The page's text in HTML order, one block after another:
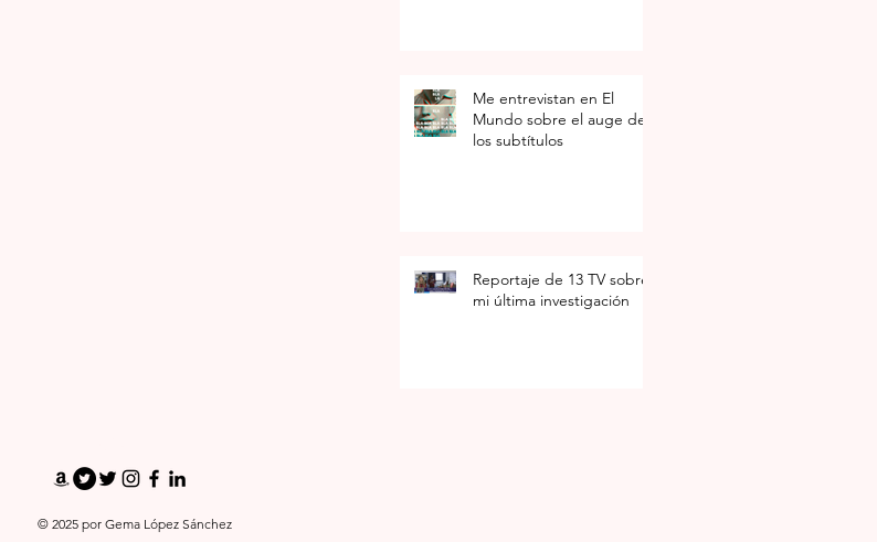
Me entrevistan en El
Mundo sobre el auge de
los subtítulos
Reportaje de 13 TV sobre
mi última investigación
© 2025 por Gema López Sánchez